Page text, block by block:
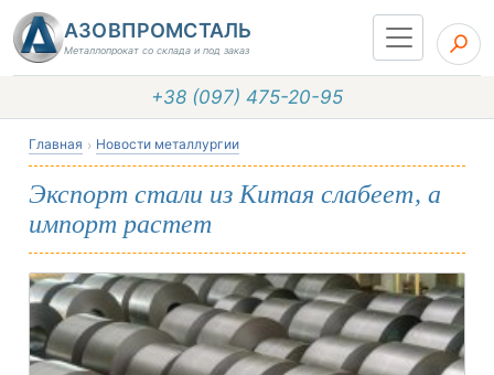
АЗОВПРОМСТАЛЬ
Металлопрокат со склада и под заказ
+38 (097) 475-20-95
Главная Новости металлургии
Экспорт стали из Китая слабеет, а
импорт растет